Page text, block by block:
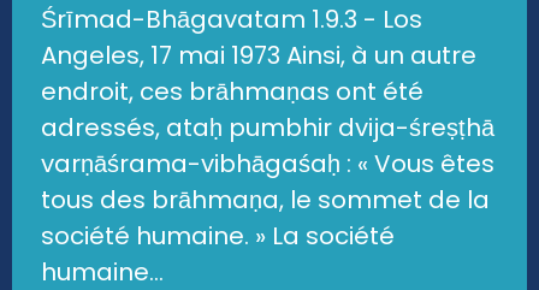
Śrīmad-Bhāgavatam 1.9.3 - Los
Angeles, 17 mai 1973 Ainsi, à un autre
endroit, ces brāhmaṇas ont été
adressés, ataḥ pumbhir dvija-śreṣṭhā
varṇāśrama-vibhāgaśaḥ : « Vous êtes
tous des brāhmaṇa, le sommet de la
société humaine. » La société
humaine...